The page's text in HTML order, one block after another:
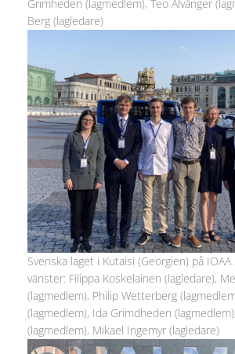
Grimheden (lagmedlem), Teo Alvånger
Berg (lagledare)
Svenska laget i Kutaisi (Georgien) på IOAA
vänster: Filippa Koskelainen (lagledare),
(lagmedlem), Philip Wetterberg
(lagmedlem), Ida Grimdheden
(lagmedlem), Mikael Ingemyr (lagledare)